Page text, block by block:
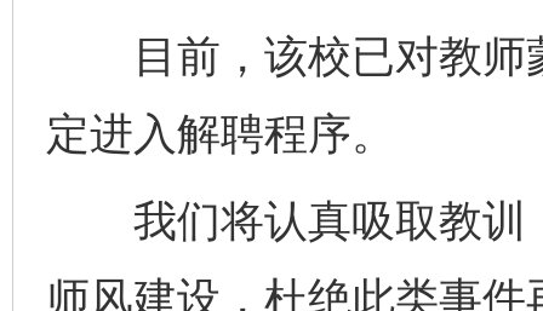
目前，该校已对教师
定进入解聘程序。
我们将认真吸取教训
师风建设，杜绝此类事件